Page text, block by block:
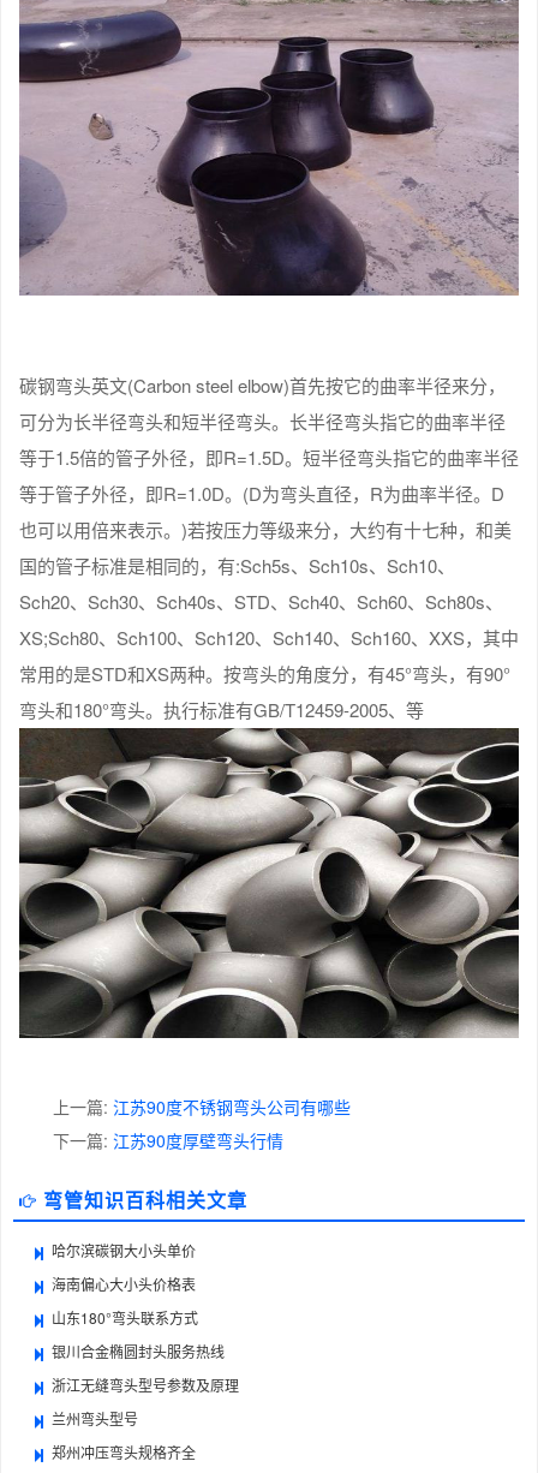
碳钢弯头英文(Carbon steel elbow)首先按它的曲率半径来分，
可分为长半径弯头和短半径弯头。长半径弯头指它的曲率半径
等于1.5倍的管子外径，即R=1.5D。短半径弯头指它的曲率半径
等于管子外径，即R=1.0D。(D为弯头直径，R为曲率半径。D
也可以用倍来表示。)若按压力等级来分，大约有十七种，和美
国的管子标准是相同的，有:Sch5s、Sch10s、Sch10、
Sch20、Sch30、Sch40s、STD、Sch40、Sch60、Sch80s、
XS;Sch80、Sch100、Sch120、Sch140、Sch160、XXS，其中
常用的是STD和XS两种。按弯头的角度分，有45°弯头，有90°
弯头和180°弯头。执行标准有GB/T12459-2005、等
上一篇: 江苏90度不锈钢弯头公司有哪些
下一篇: 江苏90度厚壁弯头行情
弯管知识百科相关文章
哈尔滨碳钢大小头单价
海南偏心大小头价格表
山东180°弯头联系方式
银川合金椭圆封头服务热线
浙江无缝弯头型号参数及原理
兰州弯头型号
郑州冲压弯头规格齐全